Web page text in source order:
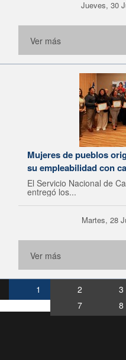
Jueves, 30
Ver más
Mujeres de pueblos
su empleabilidad con
El Servicio Nacional de
entregó los...
Martes, 28
Ver más
1 2 3
7
8